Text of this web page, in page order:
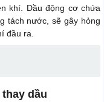
khí. Dầu động cơ chứa
tách nước, sẽ gây hỏng
đầu ra.
dầu